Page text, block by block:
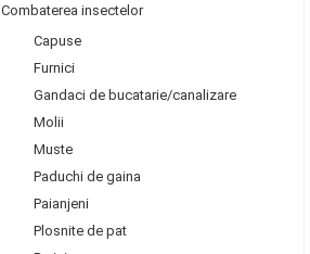
Combaterea insectelor
Capuse
Furnici
Gandaci de bucatarie/canalizare
Molii
Muste
Paduchi de gaina
Paianjeni
Plosnite de pat